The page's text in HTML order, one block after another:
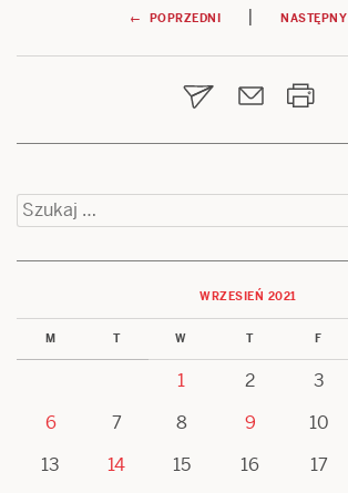
Nawigacja
wpisu
← POPRZEDNI |
Szukaj:
WRZESIEŃ 2021
M T W T F
1 2 3
6
7 8 9 10
13
14 15 16 17